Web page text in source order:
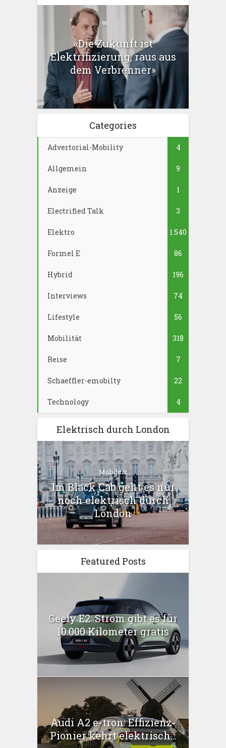
«Die Zukunft ist
Elektrifizierung, raus aus
dem Verbrenner»
Categories
Advertorial-Mobility 4
Allgemein 9
Anzeige 1
Electrified Talk 3
Elektro 1.540
Formel E 86
Hybrid 196
Interviews 74
Lifestyle 56
Mobilität 318
Reise 7
Schaeffler-emobilty 22
Technology 4
Elektrisch durch London
Mobilität
Im Black Cab geht es nur
noch elektrisch durch
London
Featured Posts
Geely E2: Strom gibt es für
10.000 Kilometer gratis
Audi A2 e-tron: Effizienz-
Pionier kehrt elektrisch...